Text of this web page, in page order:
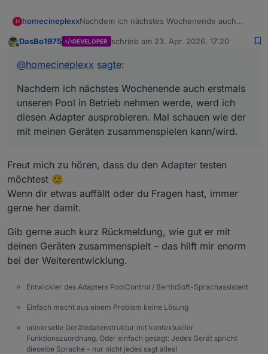
H homecineplexxNachdem ich nächstes Wochenende auch
werde, werd ich diesen Adapter ausprobieren.
zusammenspielen kann/wird.
DasBo1975 DEVELOPER schrieb am 23. Apr. 2026, 17:20
zuletzt editiert von
@homecineplexx sagte:
Nachdem ich nächstes Wochenende auch erstmals
unseren Pool in Betrieb nehmen werde, werd ich
diesen Adapter ausprobieren. Mal schauen wie der
mit meinen Geräten zusammenspielen kann/wird.
Freut mich zu hören, dass du den Adapter testen
möchtest 🙂
Wenn dir etwas auffällt oder du Fragen hast, immer
gerne her damit.
Gib gerne auch kurz Rückmeldung, wie gut er mit
deinen Geräten zusammenspielt – das hilft mir enorm
bei der Weiterentwicklung.
Entwickler des Adapters PoolControl / BertinSoft-Sprachassistent
Einfach macht aus einem Problem keine Lösung
universelle Gerätedatenstruktur mit kontextueller
Funktionszuordnung. Oder einfach gesagt: Jedes Gerät spricht
dieselbe Sprache - nur nicht jedes sagt alles!